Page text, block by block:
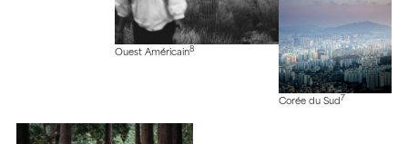
Ouest Américain8
Corée du Sud 7